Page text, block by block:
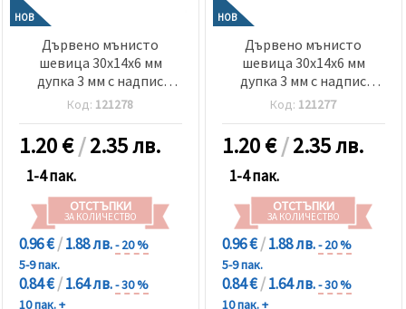
НОВ
Дървено мънисто
шевица 30x14x6 мм
дупка 3 мм с надпис
Супер сестра -5 броя
Код: 121278
1.20€/2.35 лв.
1-4 пак.
ОТСТЪПКИ
ЗА КОЛИЧЕСТВО
0.96 €/1.88 лв.- 20 %
5-9 пак.
0.84 €/1.64 лв.- 30 %
10 пак. +
НОВ
Дървено мънисто
шевица 30x14x6 мм
дупка 3 мм с надпис
Супер дядо -5 броя
Код: 121277
1.20€/2.35 лв.
1-4 пак.
ОТСТЪПКИ
ЗА КОЛИЧЕСТВО
0.96 €/1.88 лв.- 20 %
5-9 пак.
0.84 €/1.64 лв.- 30 %
10 пак. +